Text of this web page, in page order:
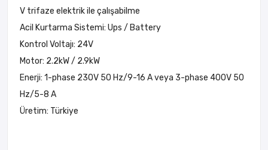
V trifaze elektrik ile çalışabilme
Acil Kurtarma Sistemi: Ups / Battery
Kontrol Voltajı: 24V
Motor: 2.2kW / 2.9kW
Enerji: 1-phase 230V 50 Hz/9-16 A veya 3-phase 400V 50
Hz/5-8 A
Üretim: Türkiye